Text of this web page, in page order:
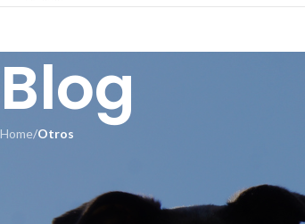
Blog
Home/Otros